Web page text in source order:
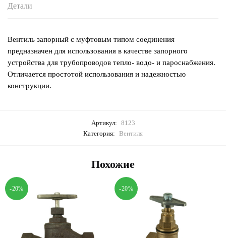
Детали
Вентиль запорный с муфтовым типом соединения
предназначен для использования в качестве запорного
устройства для трубопроводов тепло- водо- и пароснабжения.
Отличается простотой использования и надежностью
конструкции.
Артикул: 8123
Категория: Вентиля
Похожие
-20% -20%